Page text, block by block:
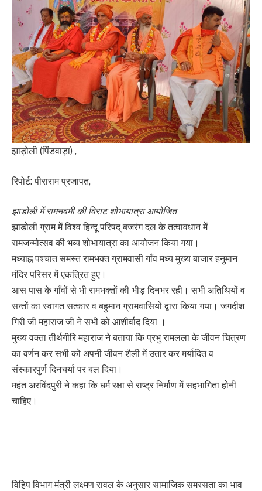
झाड़ोली (पिंडवाड़ा) ,
रिपोर्ट: पीराराम प्रजापत,
झाडोली में रामनवमी की विराट शोभायात्रा आयोजित
झाडोली ग्राम में विश्व हिन्दू परिषद् बजरंग दल के तत्वावधान में
रामजन्मोत्सव की भव्य शोभायात्रा का आयोजन किया गया।
मध्याह्न पश्चात समस्त रामभक्त ग्रामवासी गाँव मध्य मुख्य बाजार हनुमान
मंदिर परिसर में एकत्रित हुए।
आस पास के गाँवों से भी रामभक्तों की भीड़ दिनभर रही। सभी अतिथियों व
सन्तों का स्वागत सत्कार व बहुमान ग्रामवासियों द्वारा किया गया। जगदीश
गिरी जी महाराज जी ने सभी को आशीर्वाद दिया ।
मुख्य वक्ता तीर्थगीरि महाराज ने बताया कि प्रभु रामलला के जीवन चित्रण
का वर्णन कर सभी को अपनी जीवन शैली में उतार कर मर्यादित व
संस्कारपुर्ण दिनचर्या पर बल दिया।
महंत अरविंदपुरी ने कहा कि धर्म रक्षा से राष्ट्र निर्माण में सहभागिता होनी
चाहिए।
विहिप विभाग मंत्री लक्ष्मण रावल के अनुसार सामाजिक समरसता का भाव